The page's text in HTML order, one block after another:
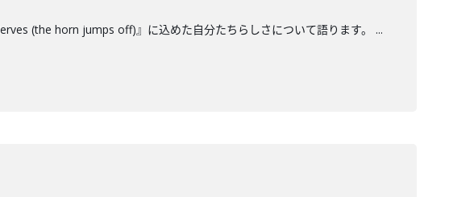
(the horn jumps off)』に込めた自分たちらしさについて語ります。 ...